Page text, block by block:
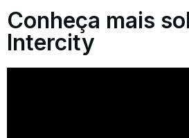
Conheça mais
Intercity